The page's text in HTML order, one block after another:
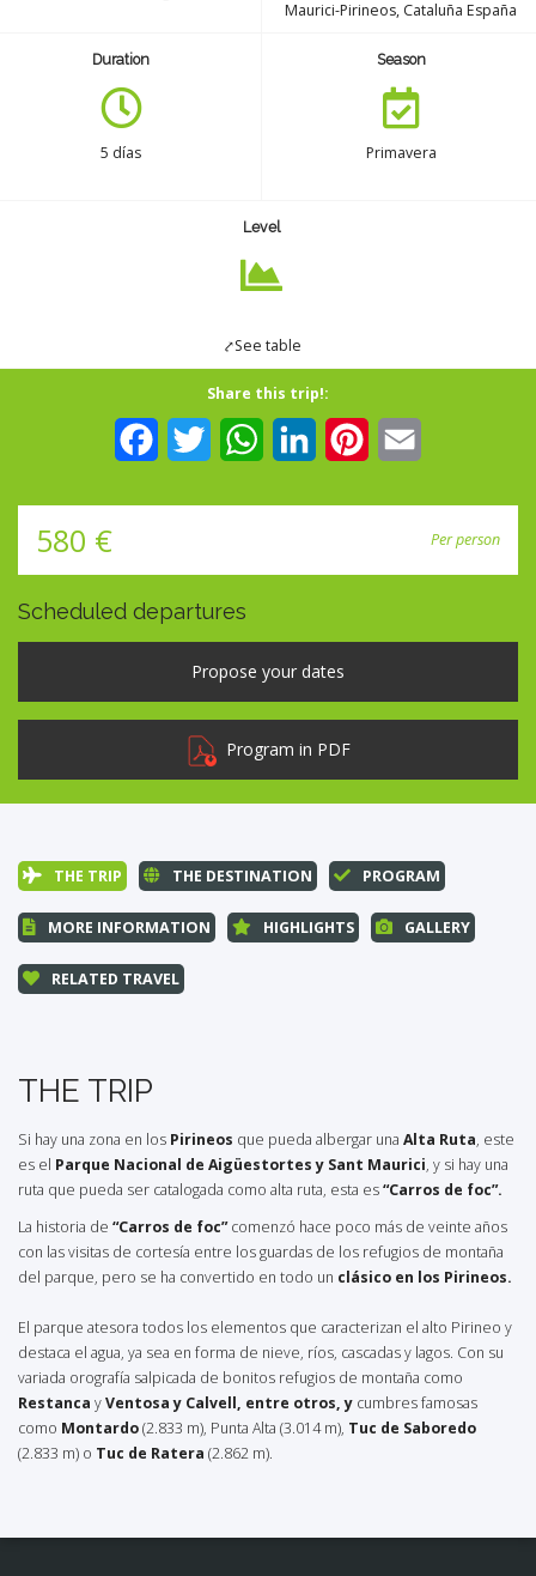
Maurici-Pirineos, Cataluña España
Duration
5 días
Season
Primavera
Level
⤤See table
Share this trip!:
FacebookTwitter WhatsAppLinkedInPinterest
580 € Per person
Scheduled departures
Program in PDF
THE TRIP THE DESTINATION PROGRAM
MORE INFORMATION HIGHLIGHTS GALLERY
RELATED TRAVEL
THE TRIP
Si hay una zona en los Pirineos que pueda albergar una Alta Ruta, este
es el Parque Nacional de Aigüestortes y Sant Maurici, y si hay una
ruta que pueda ser catalogada como alta ruta, esta es“Carros de foc”.
La historia de “Carros de foc”comenzó hace poco más de veinte años
con las visitas de cortesía entre los guardas de los refugios de montaña
del parque, pero se ha convertido en todo un clásico en los Pirineos.
El parque atesora todos los elementos que caracterizan el alto Pirineo y
destaca el agua, ya sea en forma de nieve, ríos, cascadas y lagos. Con su
variada orografía salpicada de bonitos refugios de montaña como
Restanca yVentosa y Calvell, entre otros, y cumbres famosas
como Montardo(2.833 m), Punta Alta (3.014 m), Tuc de Saboredo
(2.833 m) o Tuc de Ratera (2.862 m).